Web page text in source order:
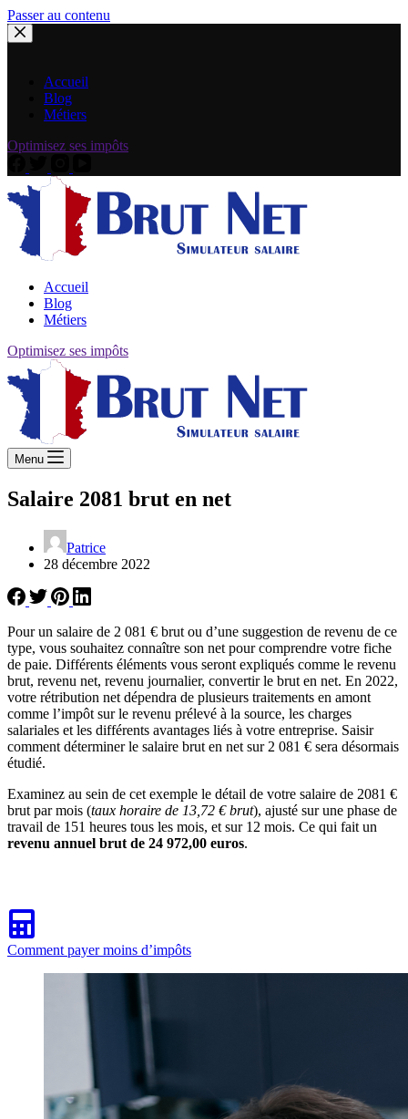
Passer au contenu
Accueil
Blog
Métiers
Optimisez ses impôts
Accueil
Blog
Métiers
Optimisez ses impôts
Menu
Salaire 2081 brut en net
Patrice
28 décembre 2022
Pour un salaire de 2 081 € brut ou d’une suggestion de revenu de ce
type, vous souhaitez connaître son net pour comprendre votre fiche
de paie. Différents éléments vous seront expliqués comme le revenu
brut, revenu net, revenu journalier, convertir le brut en net. En 2022,
votre rétribution net dépendra de plusieurs traitements en amont
comme l’impôt sur le revenu prélevé à la source, les charges
salariales et les différents avantages liés à votre entreprise. Saisir
comment déterminer le salaire brut en net sur 2 081 € sera désormais
étudié.
Examinez au sein de cet exemple le détail de votre salaire de 2081 €
brut par mois (taux horaire de 13,72 € brut), ajusté sur une phase de
travail de 151 heures tous les mois, et sur 12 mois. Ce qui fait un
revenu annuel brut de 24 972,00 euros.
Comment payer moins d’impôts